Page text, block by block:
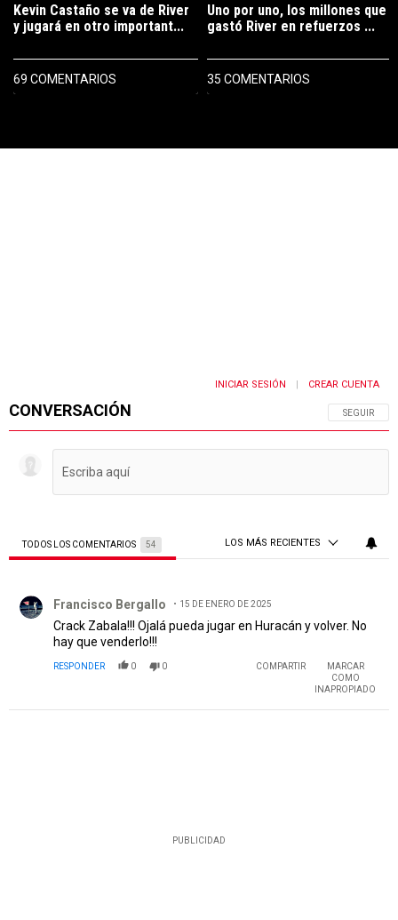
Kevin Castaño se va de River
y jugará en otro important...
69 COMENTARIOS
Uno por uno, los millones que
gastó River en refuerzos ...
35 COMENTARIOS
CONVERSACIÓN SIGA ESTA
SEGUIR
INICIAR SESIÓN CREAR CUENTA
TODOS LOS COMENTARIOS 54 LOS MÁS RECIENTES
Francisco Bergallo 15 DE ENERO DE 2025
Crack Zabala!!! Ojalá pueda jugar en Huracán y volver. No
hay que venderlo!!!
RESPONDER 0 0 COMPARTIR
MARCAR
COMO
INAPROPIADO
PUBLICIDAD